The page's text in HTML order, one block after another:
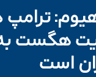
ترامپ
هگست
است